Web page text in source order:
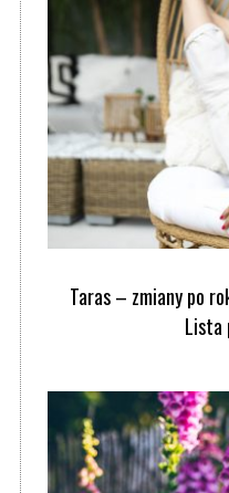
Taras – zmiany po
Lista